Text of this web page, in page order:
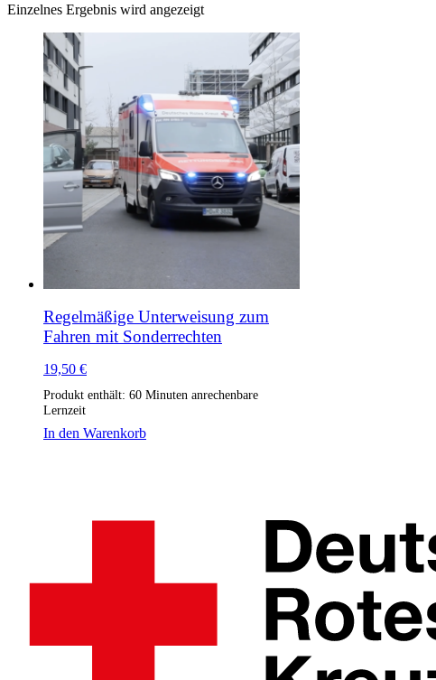
Einzelnes Ergebnis wird angezeigt
Regelmäßige Unterweisung zum
Fahren mit Sonderrechten
19,50 €
Produkt enthält: 60 Minuten anrechenbare
Lernzeit
In den Warenkorb